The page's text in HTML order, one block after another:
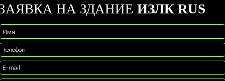
НА ЗДАНИЕ ИЗЛК RUS
Имя
Телефон
E-mail